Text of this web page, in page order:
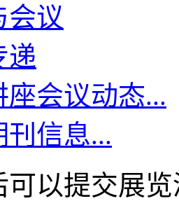
会议
递
座会议动态...
刊信息...
可以提交展